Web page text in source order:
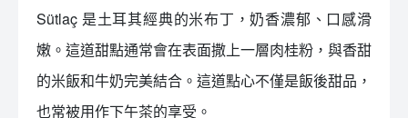
Sütlaç 是土耳其經典的米布丁，奶香濃郁、口感滑
嫩。這道甜點通常會在表面撒上一層肉桂粉，與香甜
的米飯和牛奶完美結合。這道點心不僅是飯後甜品，
也常被用作下午茶的享受。